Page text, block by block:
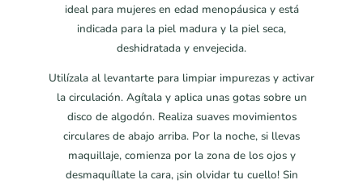
ideal para mujeres en edad menopáusica y está
indicada para la piel madura y la piel seca,
deshidratada y envejecida.
Utilízala al levantarte para limpiar impurezas y activar
la circulación. Agítala y aplica unas gotas sobre un
disco de algodón. Realiza suaves movimientos
circulares de abajo arriba. Por la noche, si llevas
maquillaje, comienza por la zona de los ojos y
desmaquíllate la cara, ¡sin olvidar tu cuello! Sin